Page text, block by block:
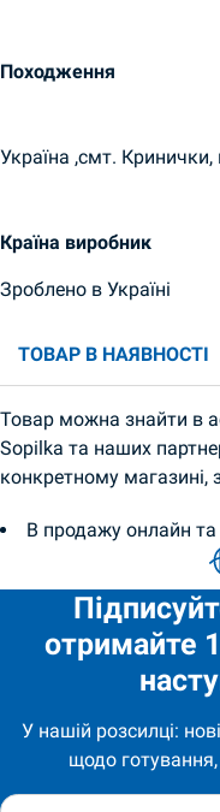
Походження
Україна ,смт. Кринички,
Країна виробник
Зроблено в Україні
ТОВАР В НАЯВНОСТІ
Товар можна знайти в
Sopilka та наших
конкретному магазині,
В продажу онлайн та
отримайте
У нашій розсилці:
щодо